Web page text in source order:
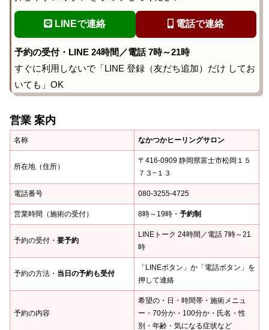
LINEで連絡 電話で連絡
予約の受付・LINE 24時間／電話 7時～21時
すぐに利用しないで「LINE 登録（友だち追加）だけ してお
いても」OK
営業 案内
名称 なかつかヒーリングサロン
所在地（住所）
〒416-0909 静岡県富士市松岡１５
７３−１３
電話番号 080-3255-4725
営業時間（施術の受付） 8時～19時・ 予約制
予約の受付・ 要予約
LINEトーク 24時間／電話 7時～21
時
予約の方法・ 当日の予約も受付
「LINEボタン」か「電話ボタン」を
押して連絡
予約の内容
希望の・日・時間帯・施術メニュ
ー・70分か・100分か・氏名・性
別・年齢・気になる症状など